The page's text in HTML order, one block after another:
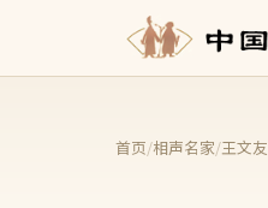
首页/相声名家/王文友